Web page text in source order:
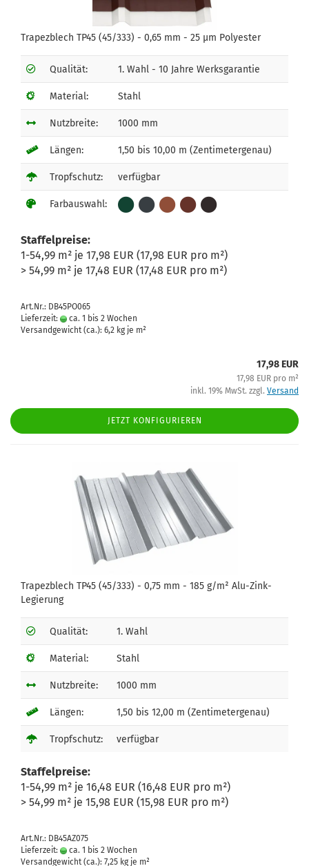
Trapezblech TP45 (45/333) - 0,65 mm - 25 µm Polyester
Qualität: 1. Wahl - 10 Jahre Werksgarantie
Material: Stahl
Nutzbreite: 1000 mm
Längen: 1,50 bis 10,00 m (Zentimetergenau)
Tropfschutz: verfügbar
Farbauswahl:
Staffelpreise:
1-54,99 m² je 17,98 EUR (17,98 EUR pro m²)
> 54,99 m² je 17,48 EUR (17,48 EUR pro m²)
Art.Nr.: DB45PO065
Lieferzeit:
ca. 1 bis 2 Wochen
Versandgewicht (ca.): 6,2 kg je m²
17,98 EUR
17,98 EUR pro m²
inkl. 19% MwSt. zzgl. Versand
JETZT KONFIGURIEREN
Trapezblech TP45 (45/333) - 0,75 mm - 185 g/m² Alu-Zink-
Legierung
Qualität: 1. Wahl
Material: Stahl
Nutzbreite: 1000 mm
Längen: 1,50 bis 12,00 m (Zentimetergenau)
Tropfschutz: verfügbar
Staffelpreise:
1-54,99 m² je 16,48 EUR (16,48 EUR pro m²)
> 54,99 m² je 15,98 EUR (15,98 EUR pro m²)
Art.Nr.: DB45AZ075
Lieferzeit:
ca. 1 bis 2 Wochen
Versandgewicht (ca.): 7,25 kg je m²